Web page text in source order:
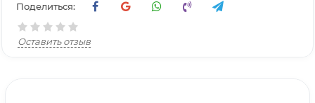
Поделиться:
Оставить отзыв